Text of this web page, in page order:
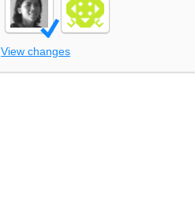
View changes